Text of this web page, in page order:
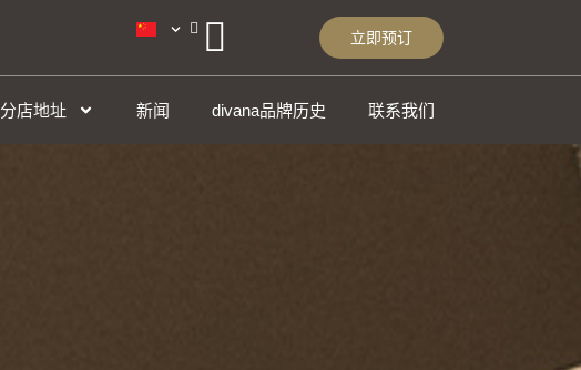
立即预订
分店地址 新闻 divana品牌历史 联系我们